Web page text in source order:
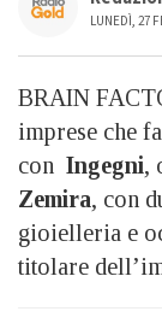
LUNEDÌ, 27
BRAIN
imprese che
con Ingegni,
Zemira, con
gioielleria e
titolare